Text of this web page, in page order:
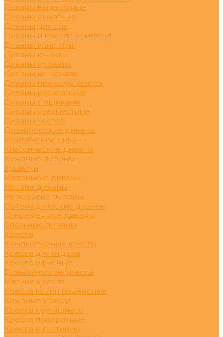
Диваны выдвижные
Диваны выкатные
Диваны для сна
Диваны и кресла комплект
Диваны клик кляк
Диваны книжки
Диваны кровати
Диваны на ножках
Диваны премиум класса
Диваны раскладные
Диваны с ящиками
Диваны трехместные
Диваны честер
Дизайнерские диваны
Итальянские диваны
Классические диваны
Кожаные диваны
Кушетки
Маленькие диваны
Мягкие диваны
Недорогие диваны
Ортопедические диваны
Современные диваны
Спальные диваны
Кресла
Компьютерные кресла
Кресла для отдыха
Кресла офисные
Дизайнерские кресла
Мягкие кресла
Кресла кокон подвесные
Кожаные кресла
Кресла крутящиеся
Кресла поворотные
Кресла в гостиную